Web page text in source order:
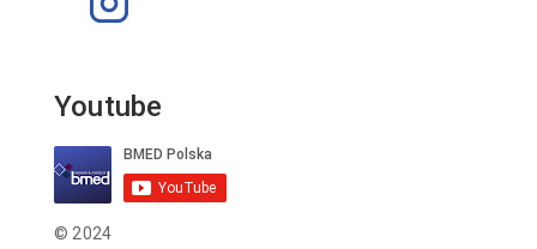
Youtube
© 2024